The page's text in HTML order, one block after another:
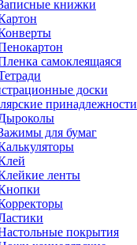
книжки
самоклеящаяся
доски
принадлежности
для бумаг
ленты
покрытия